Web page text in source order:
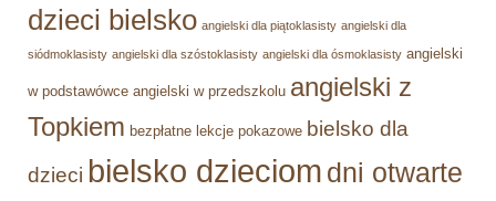
dzieci bielsko angielski dla piątoklasisty angielski dla
siódmoklasisty angielski dla szóstoklasisty angielski dla ósmoklasisty angielski
w podstawówce angielski w przedszkolu angielski z
Topkiem bezpłatne lekcje pokazowe bielsko dla
dzieci bielsko dzieciom dni otwarte